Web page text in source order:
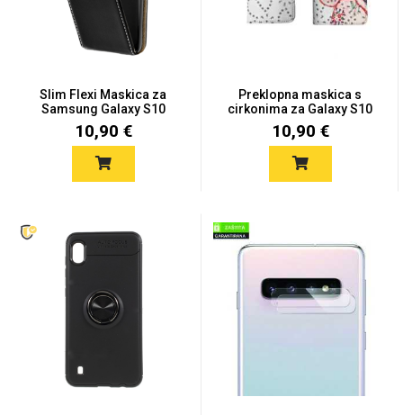
Slim Flexi Maskica za
Samsung Galaxy S10
10,90 €
Preklopna maskica s
cirkonima za Galaxy S10
-...
10,90 €